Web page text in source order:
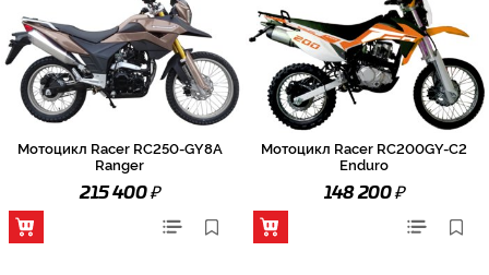
Мотоцикл Racer RC250-GY8A
Ranger
215 400₽
Мотоцикл Racer RC200GY-C2
Enduro
148 200₽